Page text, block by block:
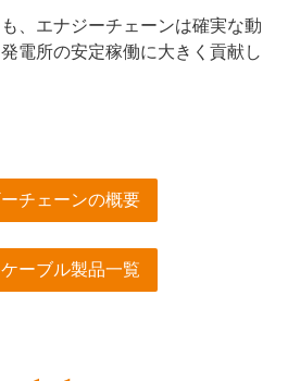
、エナジーチェーンは確実な動
電所の安定稼働に大きく貢献し
チェーンの概要
ーブル製品一覧